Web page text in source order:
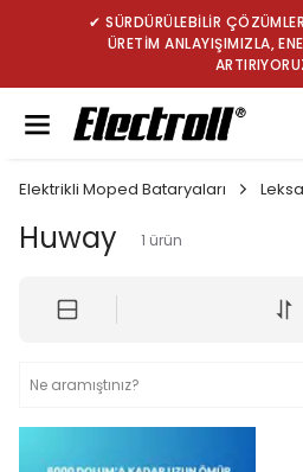
✔ SÜRDÜRÜLEBİLİR
ÜRETİM ANLAYIŞIMIZLA,
Elektrikli Moped Bataryaları
Huway 1 ürün